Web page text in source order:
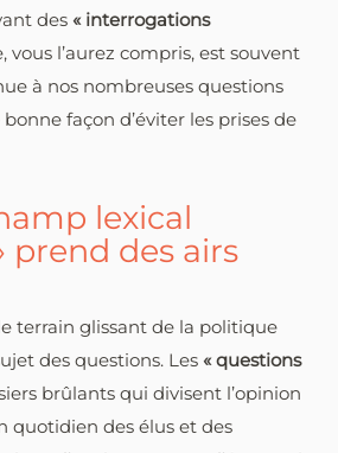
des « interrogations
vous l’aurez compris, est souvent
à nos nombreuses questions
façon d’éviter les prises de
lexical
prend des airs
terrain glissant de la politique
des questions. Les « questions
brûlants qui divisent l’opinion
quotidien des élus et des